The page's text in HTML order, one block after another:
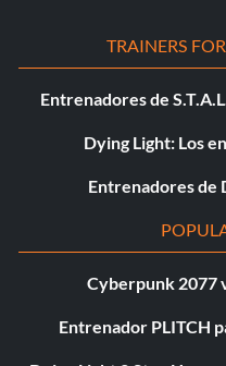
TRAINERS
Entrenadores de
Dying Light: Los
Entrenadores de
Cyberpunk 2077
Entrenador PLITCH